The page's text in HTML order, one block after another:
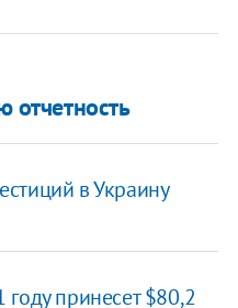
отчетность
в Украину
принесет $80,2